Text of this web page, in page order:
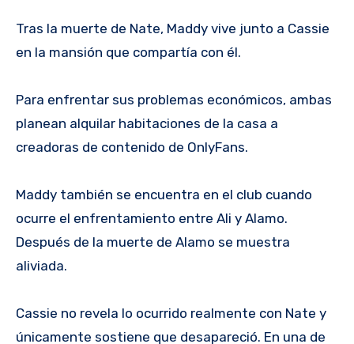
Tras la muerte de Nate, Maddy vive junto a Cassie
en la mansión que compartía con él.
Para enfrentar sus problemas económicos, ambas
planean alquilar habitaciones de la casa a
creadoras de contenido de OnlyFans.
Maddy también se encuentra en el club cuando
ocurre el enfrentamiento entre Ali y Alamo.
Después de la muerte de Alamo se muestra
aliviada.
Cassie no revela lo ocurrido realmente con Nate y
únicamente sostiene que desapareció. En una de